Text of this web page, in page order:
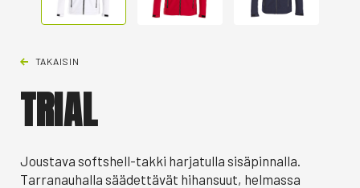
TAKAISIN
TRIAL
Joustava softshell-takki harjatulla sisäpinnalla.
Tarranauhalla säädettävät hihansuut, helmassa